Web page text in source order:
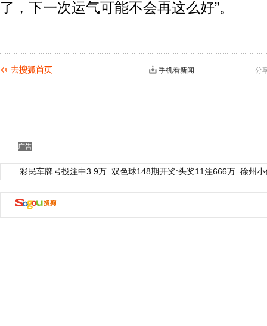
了，下一次运气可能不会再这么好”。
分
手机看新闻
广告
彩民车牌号投注中3.9万 双色球148期开奖:头奖11注666万 徐州